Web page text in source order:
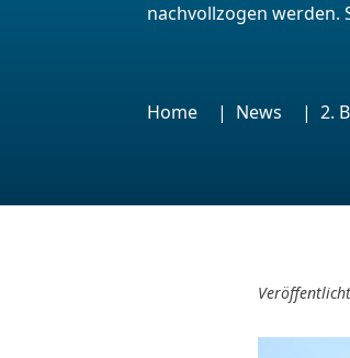
nachvollzogen werden.
Home News 2.